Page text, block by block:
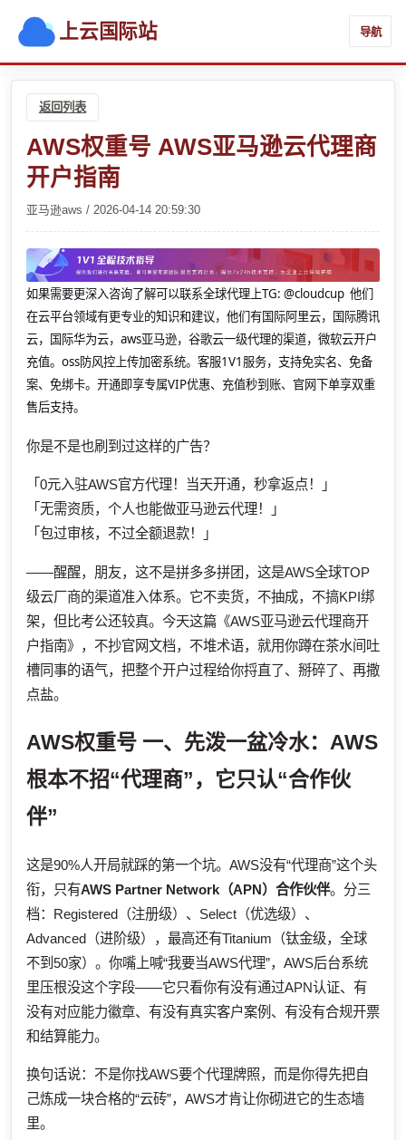
上云国际站 导航
返回列表
AWS权重号 AWS亚马逊云代理商
开户指南
亚马逊aws / 2026-04-14 20:59:30
如果需要更深入咨询了解可以联系全球代理上TG: @cloudcup 他们
在云平台领域有更专业的知识和建议，他们有国际阿里云，国际腾讯
云，国际华为云，aws亚马逊，谷歌云一级代理的渠道，微软云开户
充值。oss防风控上传加密系统。客服1V1服务，支持免实名、免备
案、免绑卡。开通即享专属VIP优惠、充值秒到账、官网下单享双重
售后支持。
你是不是也刷到过这样的广告？
「0元入驻AWS官方代理！当天开通，秒拿返点！」
「无需资质，个人也能做亚马逊云代理！」
「包过审核，不过全额退款！」
——醒醒，朋友，这不是拼多多拼团，这是AWS全球TOP
级云厂商的渠道准入体系。它不卖货，不抽成，不搞KPI绑
架，但比考公还较真。今天这篇《AWS亚马逊云代理商开
户指南》，不抄官网文档，不堆术语，就用你蹲在茶水间吐
槽同事的语气，把整个开户过程给你捋直了、掰碎了、再撒
点盐。
AWS权重号 一、先泼一盆冷水：AWS
根本不招“代理商”，它只认“合作伙
伴”
这是90%人开局就踩的第一个坑。AWS没有“代理商”这个头
衔，只有AWS Partner Network（APN）合作伙伴。分三
档：Registered（注册级）、Select（优选级）、
Advanced（进阶级），最高还有Titanium（钛金级，全球
不到50家）。你嘴上喊“我要当AWS代理”，AWS后台系统
里压根没这个字段——它只看你有没有通过APN认证、有
没有对应能力徽章、有没有真实客户案例、有没有合规开票
和结算能力。
换句话说：不是你找AWS要个代理牌照，而是你得先把自
己炼成一块合格的“云砖”，AWS才肯让你砌进它的生态墙
里。